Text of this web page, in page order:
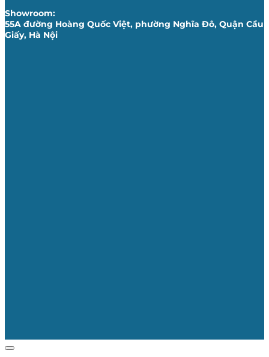
Showroom:
55A đường Hoàng Quốc Việt, phường Nghĩa Đô, Quận Cầu
Giấy, Hà Nội